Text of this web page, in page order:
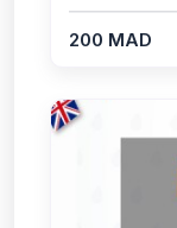
200 MAD